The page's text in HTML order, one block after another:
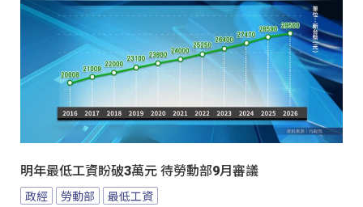
明年最低工資盼破3萬元 待勞動部9月審議
政經 勞動部 最低工資